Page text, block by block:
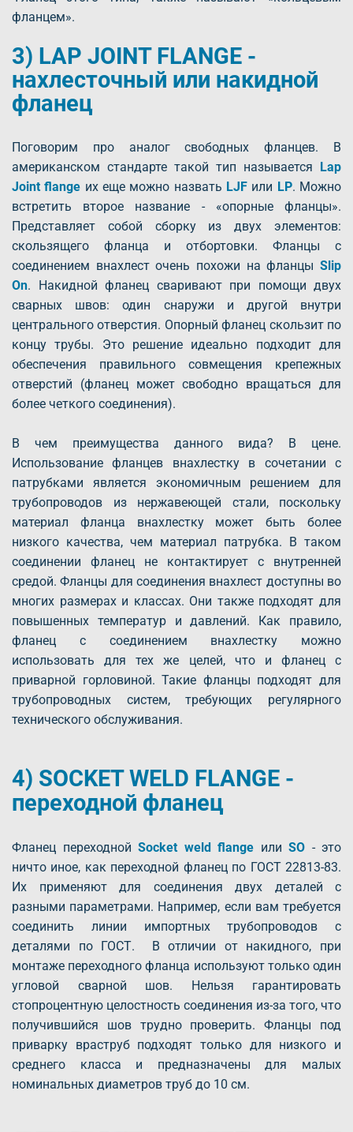
фланцем».
3) LAP JOINT FLANGE -
нахлесточный или накидной
фланец
Поговорим про аналог свободных фланцев. В
американском стандарте такой тип называется Lap
Joint flange их еще можно назвать LJF или LP. Можно
встретить второе название - «опорные фланцы».
Представляет собой сборку из двух элементов:
скользящего фланца и отбортовки. Фланцы с
соединением внахлест очень похожи на фланцы Slip
On. Накидной фланец сваривают при помощи двух
сварных швов: один снаружи и другой внутри
центрального отверстия. Опорный фланец скользит по
концу трубы. Это решение идеально подходит для
обеспечения правильного совмещения крепежных
отверстий (фланец может свободно вращаться для
более четкого соединения).
В чем преимущества данного вида? В цене.
Использование фланцев внахлестку в сочетании с
патрубками является экономичным решением для
трубопроводов из нержавеющей стали, поскольку
материал фланца внахлестку может быть более
низкого качества, чем материал патрубка. В таком
соединении фланец не контактирует с внутренней
средой. Фланцы для соединения внахлест доступны во
многих размерах и классах. Они также подходят для
повышенных температур и давлений. Как правило,
фланец с соединением внахлестку можно
использовать для тех же целей, что и фланец с
приварной горловиной. Такие фланцы подходят для
трубопроводных систем, требующих регулярного
технического обслуживания.
4) SOCKET WELD FLANGE -
переходной фланец
Фланец переходной Socket weld flange или SO - это
ничто иное, как переходной фланец по ГОСТ 22813-83.
Их применяют для соединения двух деталей с
разными параметрами. Например, если вам требуется
соединить линии импортных трубопроводов с
деталями по ГОСТ. В отличии от накидного, при
монтаже переходного фланца используют только один
угловой сварной шов. Нельзя гарантировать
стопроцентную целостность соединения из-за того, что
получившийся шов трудно проверить. Фланцы под
приварку враструб подходят только для низкого и
среднего класса и предназначены для малых
номинальных диаметров труб до 10 см.